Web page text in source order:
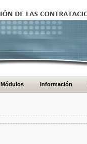
Módulos Información